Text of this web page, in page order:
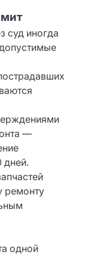
суд иногда
—
дней.
ремонту
одной